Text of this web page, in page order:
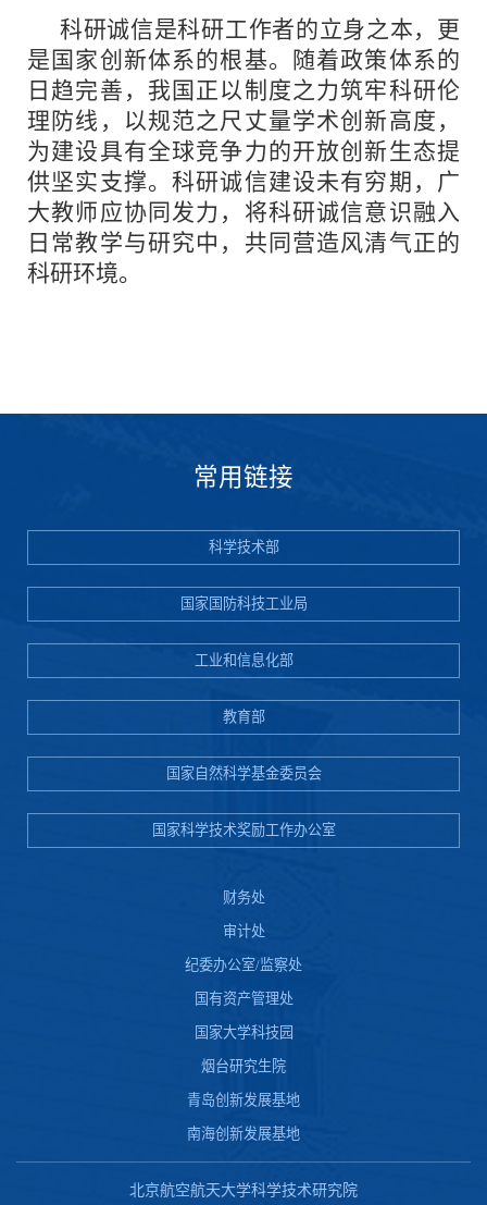
科研诚信是科研工作者的立身之本，更
是国家创新体系的根基。随着政策体系的
日趋完善，我国正以制度之力筑牢科研伦
理防线，以规范之尺丈量学术创新高度，
为建设具有全球竞争力的开放创新生态提
供坚实支撑。科研诚信建设未有穷期，广
大教师应协同发力，将科研诚信意识融入
日常教学与研究中，共同营造风清气正的
科研环境。
常用链接
科学技术部
国家国防科技工业局
工业和信息化部
教育部
国家自然科学基金委员会
国家科学技术奖励工作办公室
财务处
审计处
纪委办公室/监察处
国有资产管理处
国家大学科技园
烟台研究生院
青岛创新发展基地
南海创新发展基地
北京航空航天大学科学技术研究院